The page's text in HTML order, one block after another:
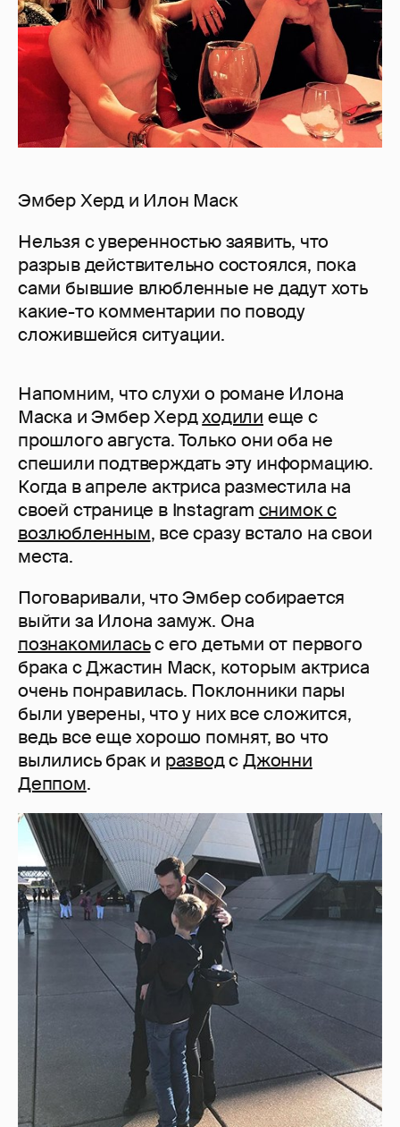
Эмбер Херд и Илон Маск
Нельзя с уверенностью заявить, что
разрыв действительно состоялся, пока
сами бывшие влюбленные не дадут хоть
какие-то комментарии по поводу
сложившейся ситуации.
Напомним, что слухи о романе Илона
Маска и Эмбер Хердходили еще с
прошлого августа. Только они оба не
спешили подтверждать эту информацию.
Когда в апреле актриса разместила на
своей странице в Instagram снимок с
возлюбленным, все сразу встало на свои
места.
Поговаривали, что Эмбер собирается
выйти за Илона замуж. Она
познакомиласьс его детьми от первого
брака с Джастин Маск, которым актриса
очень понравилась. Поклонники пары
были уверены, что у них все сложится,
ведь все еще хорошо помнят, во что
вылились брак и разводсДжонни
Деппом.